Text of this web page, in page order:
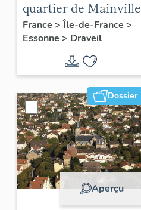
quartier de Mainville
France > Île-de-France >
Essonne > Draveil
Dossier
Aperçu